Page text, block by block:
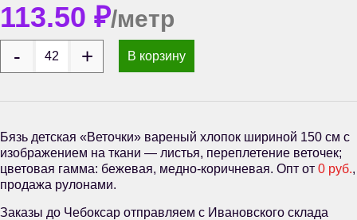
113.50 ₽/метр
В корзину
Бязь детская «Веточки» вареный хлопок шириной 150 см с
изображением на ткани — листья, переплетение веточек;
цветовая гамма: бежевая, медно-коричневая. Опт от 0 руб.,
продажа рулонами.
Заказы до Чебоксар отправляем с Ивановского склада